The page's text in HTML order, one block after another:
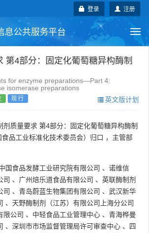
注册
登录
息公共服务平台
行业标准 地方标准
企业标准 国际标准
第4部分：固定化葡萄糖异构酶制
for enzyme preparations—Part 4:
isomerase preparations
现行 英文版计划
剂质量要求 第4部分：固定化葡萄糖异构酶制
食品工业标准化技术委员会）归口 ，主管部
国食品发酵工业研究院有限公司 、 诺维信
司 、 广州焙乐道食品有限公司 、 英联酶制剂
司 、 青岛蔚蓝生物集团有限公司 、 武汉新华
、 天野酶制剂（江苏）有限公司上海分公司
限公司 、 中轻食品工业管理中心 、 青海桦曼
、 深圳市市场监督管理局许可审查中心 、
四